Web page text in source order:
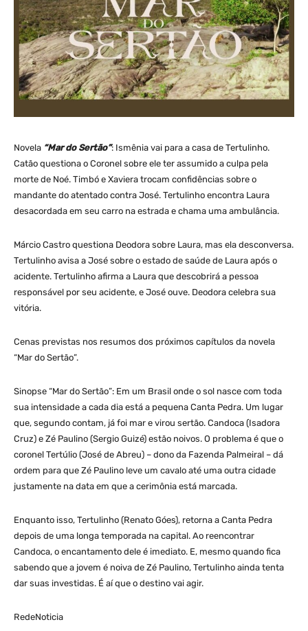
Novela “Mar do Sertão”: Ismênia vai para a casa de Tertulinho.
Catão questiona o Coronel sobre ele ter assumido a culpa pela
morte de Noé. Timbó e Xaviera trocam confidências sobre o
mandante do atentado contra José. Tertulinho encontra Laura
desacordada em seu carro na estrada e chama uma ambulância.
Márcio Castro questiona Deodora sobre Laura, mas ela desconversa.
Tertulinho avisa a José sobre o estado de saúde de Laura após o
acidente. Tertulinho afirma a Laura que descobrirá a pessoa
responsável por seu acidente, e José ouve. Deodora celebra sua
vitória.
Cenas previstas nos resumos dos próximos capítulos da novela
“Mar do Sertão”.
Sinopse “Mar do Sertão”: Em um Brasil onde o sol nasce com toda
sua intensidade a cada dia está a pequena Canta Pedra. Um lugar
que, segundo contam, já foi mar e virou sertão. Candoca (Isadora
Cruz) e Zé Paulino (Sergio Guizé) estão noivos. O problema é que o
coronel Tertúlio (José de Abreu) – dono da Fazenda Palmeiral – dá
ordem para que Zé Paulino leve um cavalo até uma outra cidade
justamente na data em que a cerimônia está marcada.
Enquanto isso, Tertulinho (Renato Góes), retorna a Canta Pedra
depois de uma longa temporada na capital. Ao reencontrar
Candoca, o encantamento dele é imediato. E, mesmo quando fica
sabendo que a jovem é noiva de Zé Paulino, Tertulinho ainda tenta
dar suas investidas. É aí que o destino vai agir.
RedeNoticia